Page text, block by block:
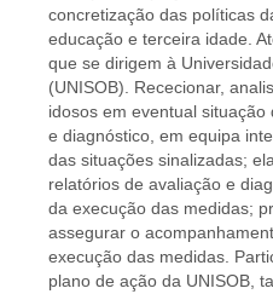
concretização das políticas
educação e terceira idade.
que se dirigem à
(UNISOB). Rececionar,
idosos em eventual
e diagnóstico, em equipa
das situações sinalizadas;
relatórios de avaliação e
da execução das medidas;
assegurar o
execução das medidas.
plano de ação da UNISOB,